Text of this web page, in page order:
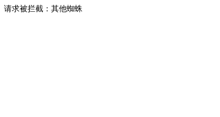
请求被拦截：其他蜘蛛